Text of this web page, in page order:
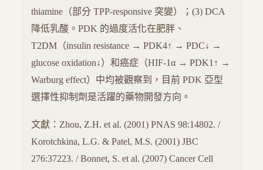
thiamine（部分 TPP-responsive 突變）；(3) DCA
降低乳酸。PDK 的過度活化在肥胖、
T2DM（insulin resistance → PDK4↑ → PDC↓ →
glucose oxidation↓）和癌症（HIF-1α → PDK1↑ →
Warburg effect）中均被觀察到，目前 PDK 亞型
選擇性抑制劑是活躍的藥物開發方向。
文獻：Zhou, Z.H. et al. (2001) PNAS 98:14802. /
Korotchkina, L.G. & Patel, M.S. (2001) JBC
276:37223. / Bonnet, S. et al. (2007) Cancer Cell